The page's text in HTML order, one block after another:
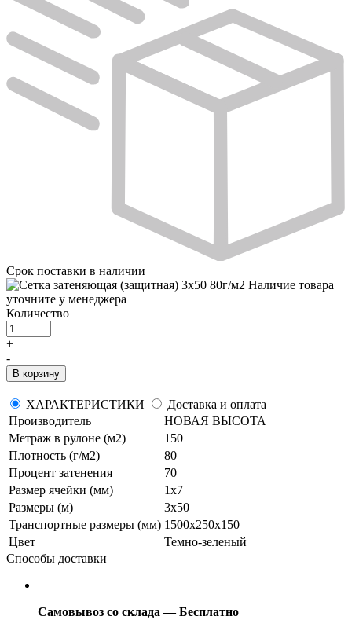
Срок поставки в наличии
Наличие товара
уточните у менеджера
Количество
+
-
В корзину
ХАРАКТЕРИСТИКИ
Доставка и оплата
Производитель
НОВАЯ ВЫСОТА
Метраж в рулоне (м2)
150
Плотность (г/м2)
80
Процент затенения
70
Размер ячейки (мм)
1х7
Размеры (м)
3х50
Транспортные размеры (мм) 1500х250х150
Цвет
Темно-зеленый
Способы доставки
Самовывоз со склада — Бесплатно